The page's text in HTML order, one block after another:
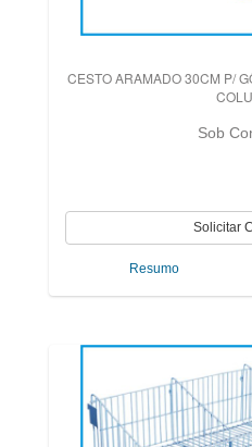
CESTO ARAMADO 30CM P/
Sob
Resumo